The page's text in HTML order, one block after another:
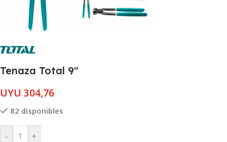
Tenaza Total 9″
UYU 304,76
82 disponibles
- +